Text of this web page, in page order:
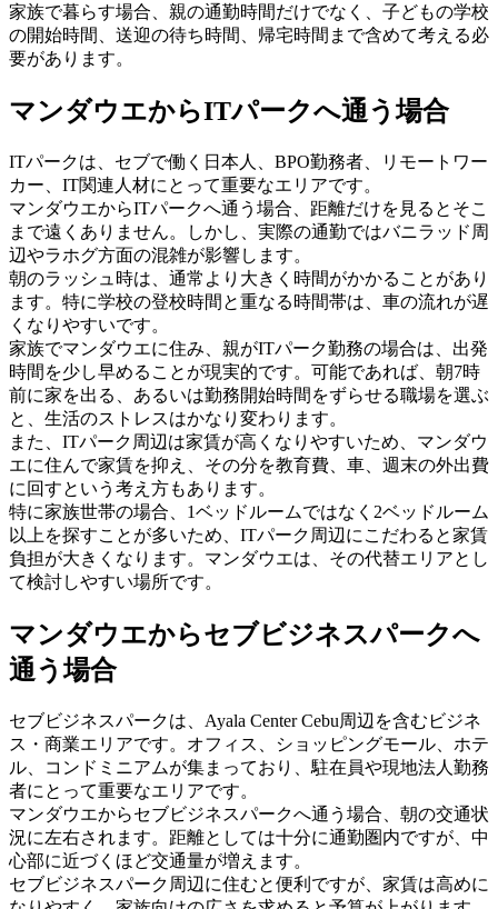
家族で暮らす場合、親の通勤時間だけでなく、子どもの学校
の開始時間、送迎の待ち時間、帰宅時間まで含めて考える必
要があります。
マンダウエからITパークへ通う場合
ITパークは、セブで働く日本人、BPO勤務者、リモートワー
カー、IT関連人材にとって重要なエリアです。
マンダウエからITパークへ通う場合、距離だけを見るとそこ
まで遠くありません。しかし、実際の通勤ではバニラッド周
辺やラホグ方面の混雑が影響します。
朝のラッシュ時は、通常より大きく時間がかかることがあり
ます。特に学校の登校時間と重なる時間帯は、車の流れが遅
くなりやすいです。
家族でマンダウエに住み、親がITパーク勤務の場合は、出発
時間を少し早めることが現実的です。可能であれば、朝7時
前に家を出る、あるいは勤務開始時間をずらせる職場を選ぶ
と、生活のストレスはかなり変わります。
また、ITパーク周辺は家賃が高くなりやすいため、マンダウ
エに住んで家賃を抑え、その分を教育費、車、週末の外出費
に回すという考え方もあります。
特に家族世帯の場合、1ベッドルームではなく2ベッドルーム
以上を探すことが多いため、ITパーク周辺にこだわると家賃
負担が大きくなります。マンダウエは、その代替エリアとし
て検討しやすい場所です。
マンダウエからセブビジネスパークへ
通う場合
セブビジネスパークは、Ayala Center Cebu周辺を含むビジネ
ス・商業エリアです。オフィス、ショッピングモール、ホテ
ル、コンドミニアムが集まっており、駐在員や現地法人勤務
者にとって重要なエリアです。
マンダウエからセブビジネスパークへ通う場合、朝の交通状
況に左右されます。距離としては十分に通勤圏内ですが、中
心部に近づくほど交通量が増えます。
セブビジネスパーク周辺に住むと便利ですが、家賃は高めに